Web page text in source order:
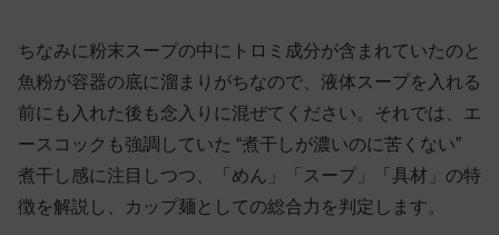
ちなみに粉末スープの中にトロミ成分が含まれていたのと
魚粉が容器の底に溜まりがちなので、液体スープを入れる
前にも入れた後も念入りに混ぜてください。それでは、エ
ースコックも強調していた “煮干しが濃いのに苦くない”
煮干し感に注目しつつ、「めん」「スープ」「具材」の特
徴を解説し、カップ麺としての総合力を判定します。